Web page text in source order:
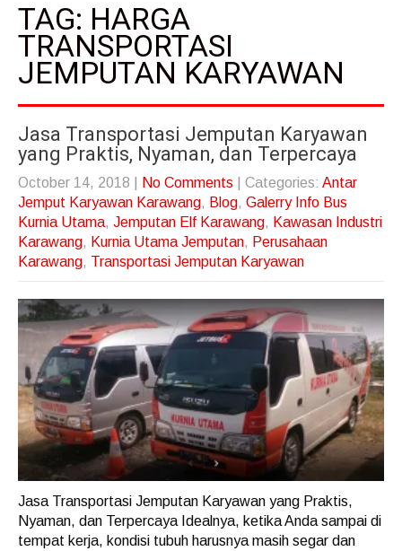
TAG: HARGA
TRANSPORTASI
JEMPUTAN KARYAWAN
Jasa Transportasi Jemputan Karyawan
yang Praktis, Nyaman, dan Terpercaya
October 14, 2018 No Comments | Categories: Antar
Jemput Karyawan Karawang, Blog, Galerry Info Bus
Kurnia Utama, Jemputan Elf Karawang, Kawasan Industri
Karawang, Kurnia Utama Jemputan, Perusahaan
Karawang, Transportasi Jemputan Karyawan
Jasa Transportasi Jemputan Karyawan yang Praktis,
Nyaman, dan Terpercaya Idealnya, ketika Anda sampai di
tempat kerja, kondisi tubuh harusnya masih segar dan